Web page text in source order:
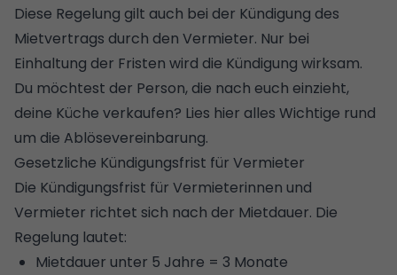
Diese Regelung gilt auch bei der Kündigung des
Mietvertrags durch den Vermieter. Nur bei
Einhaltung der Fristen wird die Kündigung wirksam.
Du möchtest der Person, die nach euch einzieht,
deine Küche verkaufen? Lies hier alles Wichtige rund
um die Ablösevereinbarung.
Gesetzliche Kündigungsfrist für Vermieter
Die Kündigungsfrist für Vermieterinnen und
Vermieter richtet sich nach der Mietdauer. Die
Regelung lautet:
Mietdauer unter 5 Jahre = 3 Monate